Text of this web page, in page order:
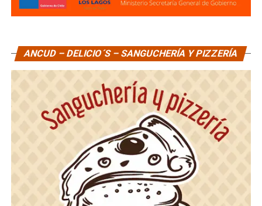
ANCUD – DELICIO´S – SANGUCHERÍA Y PIZZERÍA